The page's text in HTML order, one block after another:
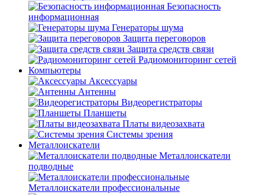
Безопасность
информационная
Генераторы шума
Защита переговоров
Защита средств связи
Радиомониторинг сетей
Компьютеры
Аксессуары
Антенны
Видеорегистраторы
Планшеты
Платы видеозахвата
Системы зрения
Металлоискатели
Металлоискатели
подводные
Металлоискатели профессиональные